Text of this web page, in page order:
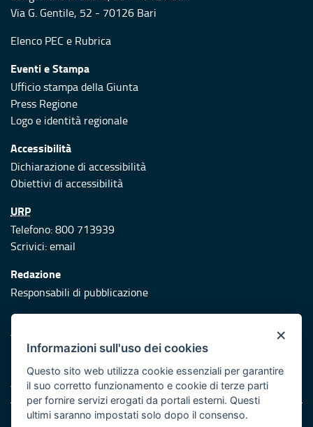
Via G. Gentile, 52 - 70126 Bari
Elenco PEC e Rubrica
Eventi e Stampa
Ufficio stampa della Giunta
Press Regione
Logo e identità regionale
Accessibilità
Dichiarazione di accessibilità
Obiettivi di accessibilità
URP
Telefono: 800 713939
Scrivici:email
Redazione
Responsabili di pubblicazione
Protezione civile
Vai al sito di Protezione Civile Puglia
Iniziativa finanziata con risorse del POR Puglia 2014/2020 -
Asse XI
Note legali
×
Informazioni sull'uso dei cookies
Questo sito web utilizza cookie essenziali per garantire
il suo corretto funzionamento e cookie di terze parti
per fornire servizi erogati da portali esterni. Questi
ultimi saranno impostati solo dopo il consenso.